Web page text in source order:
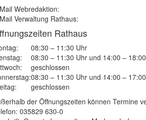
Webredaktion:
Verwaltung Rathaus:
Rathaus
08:30 – 11:30 Uhr
08:30 – 11:30 Uhr und 14:00 –
geschlossen
08:30 – 11:30 Uhr und 14:00 –
geschlossen
der Öffnungszeiten können Termine
035829 630-0